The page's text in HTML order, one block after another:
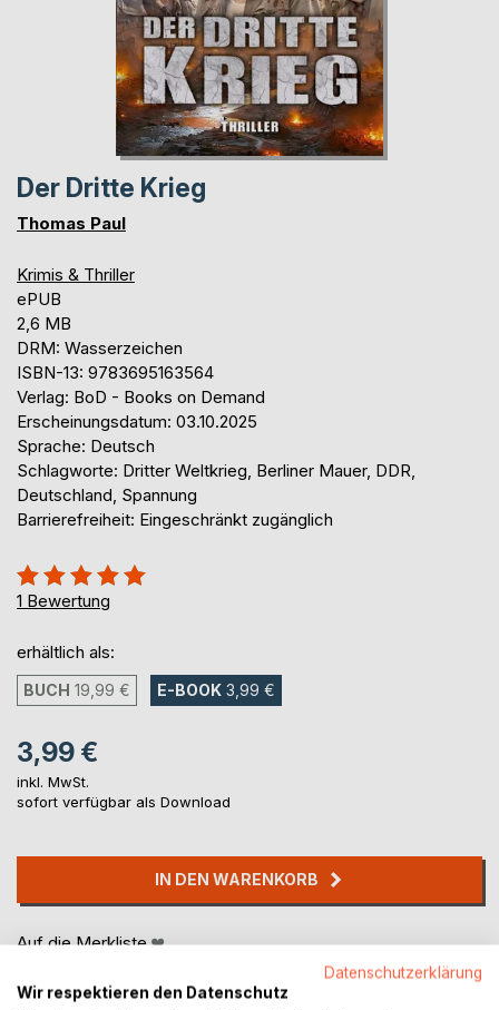
Der Dritte Krieg
Thomas Paul
Krimis & Thriller
ePUB
2,6 MB
DRM: Wasserzeichen
ISBN-13: 9783695163564
Verlag: BoD - Books on Demand
Erscheinungsdatum: 03.10.2025
Sprache: Deutsch
Schlagworte: Dritter Weltkrieg, Berliner Mauer, DDR,
Deutschland, Spannung
Barrierefreiheit: Eingeschränkt zugänglich
Bewertung::
100%
1 Bewertung
erhältlich als:
BUCH 19,99 € E-BOOK 3,99 €
3,99 €
inkl. MwSt.
sofort verfügbar als Download
IN DEN WARENKORB
Auf die Merkliste
Datenschutzerklärung
Wir respektieren den Datenschutz